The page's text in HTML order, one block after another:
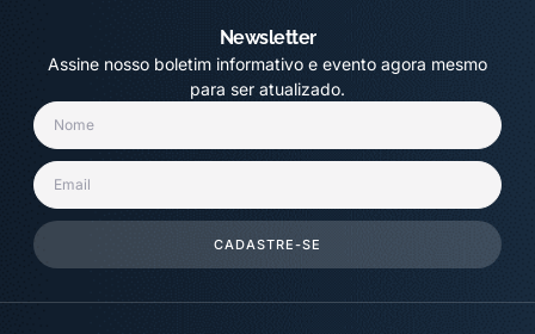
Newsletter
Assine nosso boletim informativo e evento agora mesmo
para ser atualizado.
CADASTRE-SE